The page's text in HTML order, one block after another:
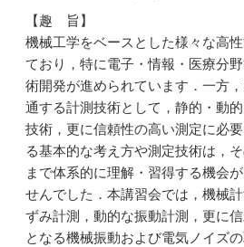
【趣 旨】
機械工学をベースとした様々な高
ており，特に電子・情報・医療分
術開発が進められています．一方
通する計測技術として，静的・動
技術，更に信頼性の高い測定に必
る基本的な考え方や測定技術は，
まで体系的に理解・習得する機会
せんでした．本講習会では，機械
ずみ計測，動的な振動計測，更に
となる機械振動および電気ノイズ